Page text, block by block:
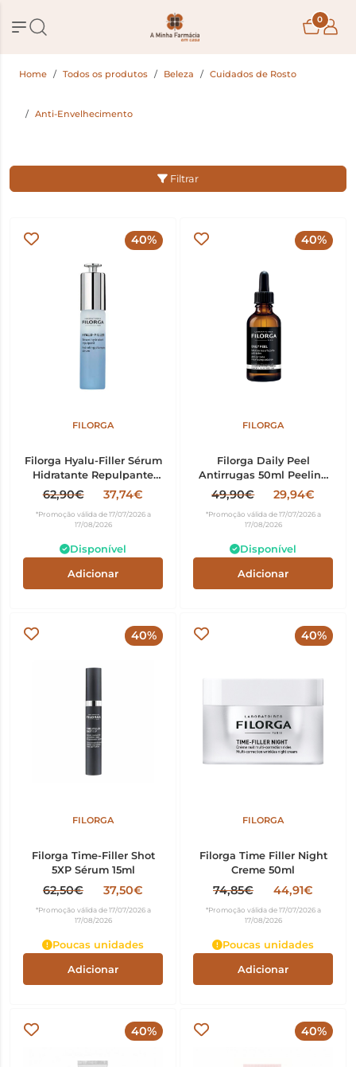
0
Home Todos os produtos Beleza Cuidados de Rosto
Anti-Envelhecimento
Filtrar
40%
FILORGA
Filorga Hyalu-Filler Sérum
Hidratante Repulpante
30ml
62,90€ 37,74€
*Promoção válida de 17/07/2026 a
17/08/2026
Disponível
Adicionar
40%
FILORGA
Filorga Daily Peel
Antirrugas 50ml Peeling
Noturno
49,90€ 29,94€
*Promoção válida de 17/07/2026 a
17/08/2026
Disponível
Adicionar
40%
FILORGA
Filorga Time-Filler Shot
5XP Sérum 15ml
62,50€ 37,50€
*Promoção válida de 17/07/2026 a
17/08/2026
Poucas unidades
Adicionar
40%
FILORGA
Filorga Time Filler Night
Creme 50ml
74,85€ 44,91€
*Promoção válida de 17/07/2026 a
17/08/2026
Poucas unidades
Adicionar
40% 40%